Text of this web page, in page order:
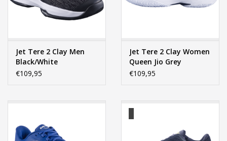
Accessoires
Sponsoring
Padel
Jet Tere 2 Clay Men
Black/White
€109,95
Jet Tere 2 Clay Women
Queen Jio Grey
€109,95